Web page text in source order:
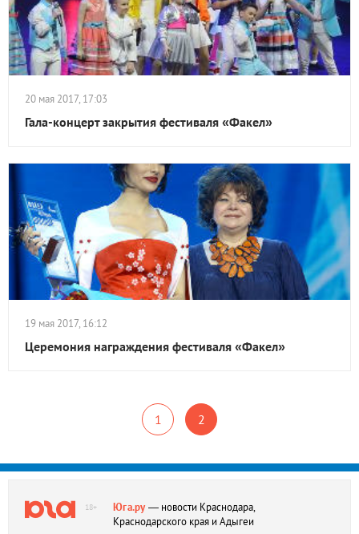
20 мая 2017, 17:03
Гала-концерт закрытия фестиваля «Факел»
19 мая 2017, 16:12
Церемония награждения фестиваля «Факел»
1 2
18+ Юга.ру— новости Краснодара,
Краснодарского края и Адыгеи